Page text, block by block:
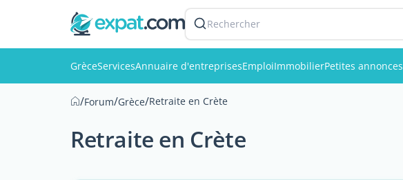
Rechercher
GrèceServicesAnnuaire d'entreprisesEmploiImmobilierPetites annonces
/Forum/Grèce/Retraite en Crète
Retraite en Crète